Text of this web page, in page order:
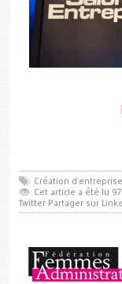
Création d'entreprise
Cet article a été lu
Twitter Partager sur